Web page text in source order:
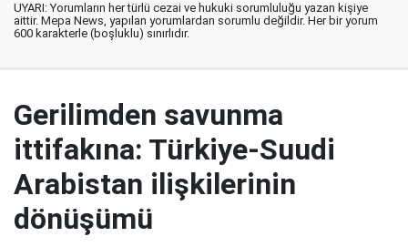
UYARI: Yorumların her türlü cezai ve hukuki sorumluluğu yazan kişiye
aittir. Mepa News, yapılan yorumlardan sorumlu değildir. Her bir yorum
600 karakterle (boşluklu) sınırlıdır.
Gerilimden savunma
ittifakına: Türkiye-Suudi
Arabistan ilişkilerinin
dönüşümü